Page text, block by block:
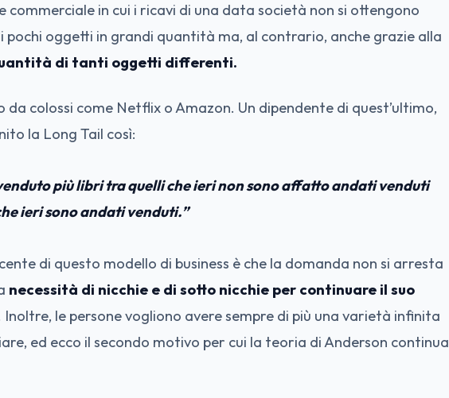
commerciale in cui i ricavi di una data società non si ottengono
pochi oggetti in grandi quantità ma, al contrario, anche grazie alla
di tanti oggetti differenti.
colossi come Netflix o Amazon. Un dipendente di quest’ultimo,
la Long Tail così:
più libri tra quelli che ieri non sono affatto andati venduti
ieri sono andati venduti.”
di questo modello di business è che la domanda non si arresta
necessità di nicchie e di sotto nicchie per continuare il suo
Inoltre, le persone vogliono avere sempre di più una varietà infinita
ed ecco il secondo motivo per cui la teoria di Anderson continua